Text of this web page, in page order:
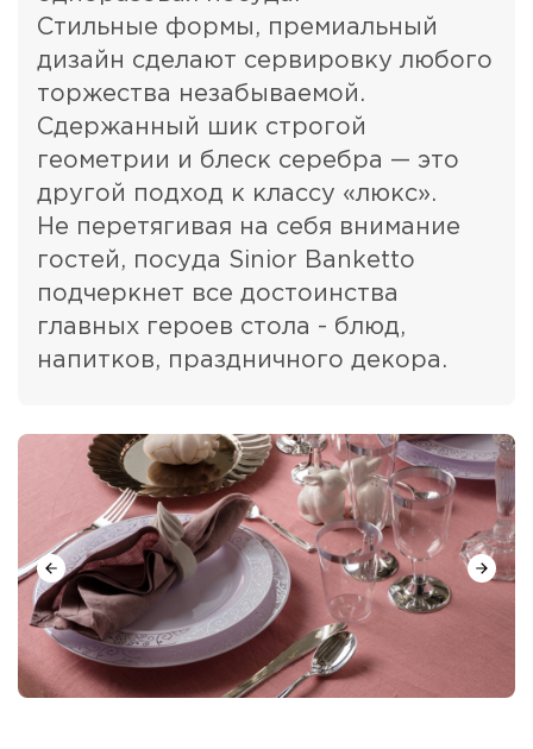
Стильные формы, премиальный
дизайн сделают сервировку любого
торжества незабываемой.
Сдержанный шик строгой
геометрии и блеск серебра — это
другой подход к классу «люкс».
Не перетягивая на себя внимание
гостей, посуда Sinior Banketto
подчеркнет все достоинства
главных героев стола - блюд,
напитков, праздничного декора.